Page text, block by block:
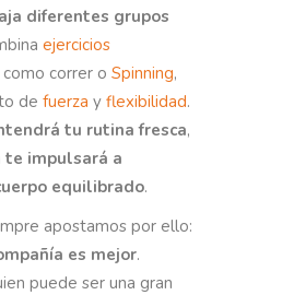
diferentes grupos
ejercicios
como correr o Spinning,
de fuerza y flexibilidad.
tu rutina fresca,
te impulsará a
equilibrado.
apostamos por ello:
es mejor.
puede ser una gran